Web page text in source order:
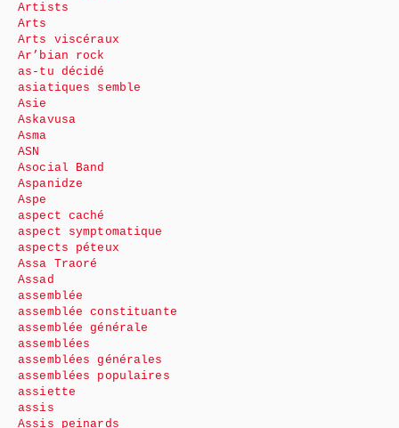
Artists
Arts
Arts viscéraux
Ar’bian rock
as-tu décidé
asiatiques semble
Asie
Askavusa
Asma
ASN
Asocial Band
Aspanidze
Aspe
aspect caché
aspect symptomatique
aspects péteux
Assa Traoré
Assad
assemblée
assemblée constituante
assemblée générale
assemblées
assemblées générales
assemblées populaires
assiette
assis
Assis peinards